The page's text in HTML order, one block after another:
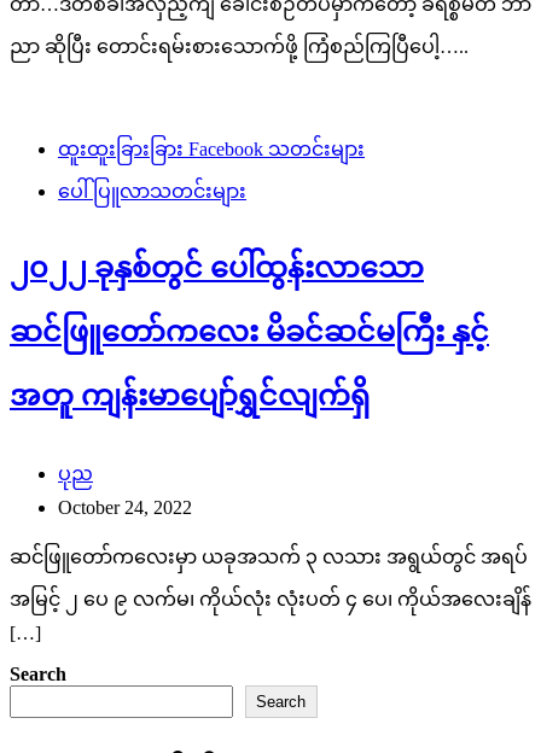
တာ…ဒီတစ်ခါအလှည့်ကျ ခေါင်းစဉ်တပ်မှာကတော့ ခရစ္စမတ် ဘာ
ညာ ဆိုပြီး တောင်းရမ်းစားသောက်ဖို့ ကြံစည်ကြပြီပေါ့…..
ထူးထူးခြားခြား Facebook သတင်းများ
ပေါ်ပြူလာသတင်းများ
၂၀၂၂ ခုနှစ်တွင် ပေါ်ထွန်းလာသော
ဆင်ဖြူတော်ကလေး မိခင်ဆင်မကြီး နှင့်
အတူ ကျန်းမာပျော်ရွှင်လျက်ရှိ
ပုည
October 24, 2022
ဆင်ဖြူတော်ကလေးမှာ ယခုအသက် ၃ လသား အရွယ်တွင် အရပ်
အမြင့် ၂ ပေ ၉ လက်မ၊ ကိုယ်လုံး လုံးပတ် ၄ ပေ၊ ကိုယ်အလေးချိန်
[…]
Search
Search